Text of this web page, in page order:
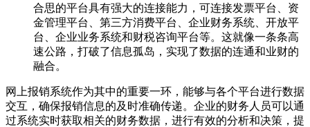
合思的平台具有强大的连接能力，可连接发票平台、资
金管理平台、第三方消费平台、企业财务系统、开放平
台、企业业务系统和财税咨询平台等。这就像一条条高
速公路，打破了信息孤岛，实现了数据的连通和业财的
融合。
网上报销系统作为其中的重要一环，能够与各个平台进行数据
交互，确保报销信息的及时准确传递。企业的财务人员可以通
过系统实时获取相关的财务数据，进行有效的分析和决策，提